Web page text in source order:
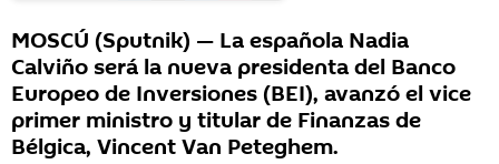
MOSCÚ (Sputnik) — La española Nadia
Calviño será la nueva presidenta del Banco
Europeo de Inversiones (BEI), avanzó el vice
primer ministro y titular de Finanzas de
Bélgica, Vincent Van Peteghem.